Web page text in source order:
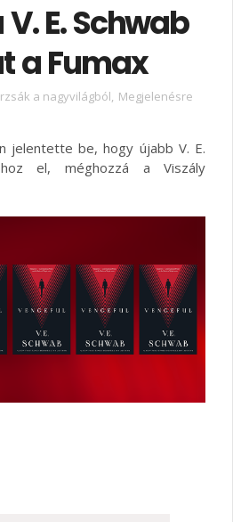
E. Schwab
a Fumax
a nagyvilágból, Megjelenésre
jelentette be, hogy újabb V. E.
el, méghozzá a Viszály